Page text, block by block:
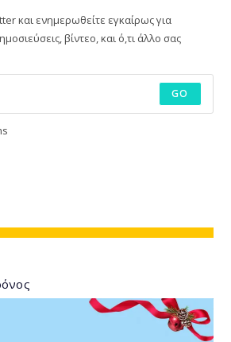
και ενημερωθείτε εγκαίρως για
βίντεο, και ό,τι άλλο σας
GO